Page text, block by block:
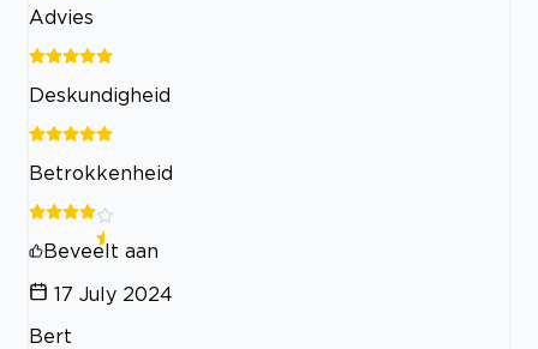
Advies
Deskundigheid
Betrokkenheid
Beveelt aan
17 July 2024
Bert